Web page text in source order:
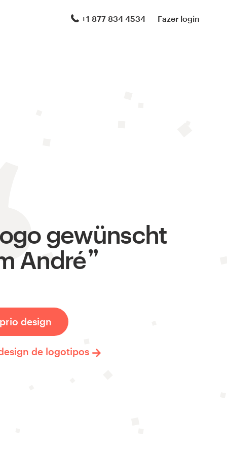
+1 877 834 4534 Fazer login
gewünscht
André
design
de logotipos